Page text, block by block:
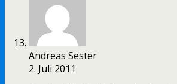
Andreas Sester
2. Juli 2011